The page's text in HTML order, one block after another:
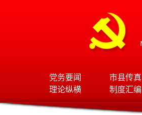
党务要闻 市县传真
理论纵横
制度汇编